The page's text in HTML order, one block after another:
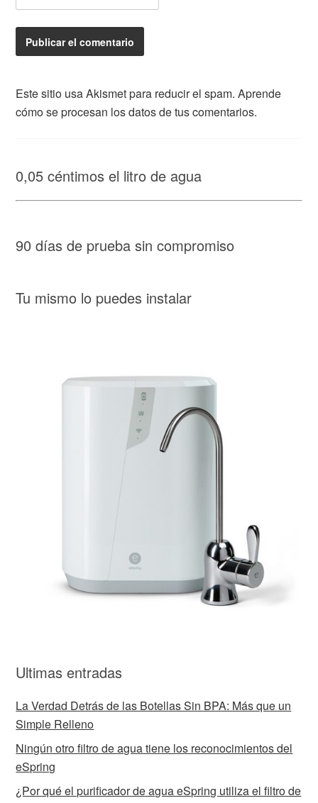
Este sitio usa Akismet para reducir el spam.Aprende
cómo se procesan los datos de tus comentarios.
0,05 céntimos el litro de agua
90 días de prueba sin compromiso
Tu mismo lo puedes instalar
Ultimas entradas
La Verdad Detrás de las Botellas Sin BPA: Más que un
Simple Relleno
Ningún otro filtro de agua tiene los reconocimientos del
eSpring
¿Por qué el purificador de agua eSpring utiliza el filtro de